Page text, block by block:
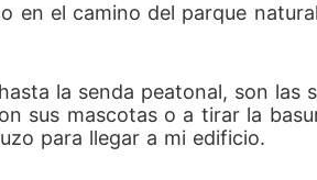
en el camino del parque
la senda peatonal, son
sus mascotas o a tirar la
para llegar a mi edificio.